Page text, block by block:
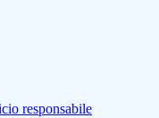
responsabile